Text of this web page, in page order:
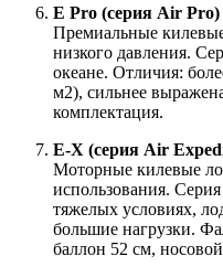
E Pro (серия Air Pro)
Премиальные
низкого давления.
океане. Отличия:
м2), сильнее
комплектация.
E-X (серия Air
Моторные килевые
использования.
тяжелых условиях,
большие нагрузки.
баллон 52 см,